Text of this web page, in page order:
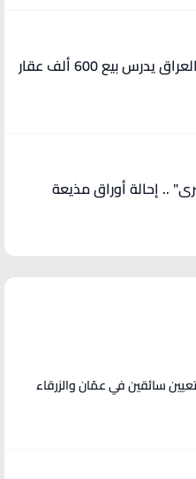
قيمتها 150 مليار دولار .. العراق يدرس بيع 600 ألف عقار
في قضية "المخدرات الكبرى" .. إحالة أوراق مذيعة
سائقين في عمّان والزرقاء